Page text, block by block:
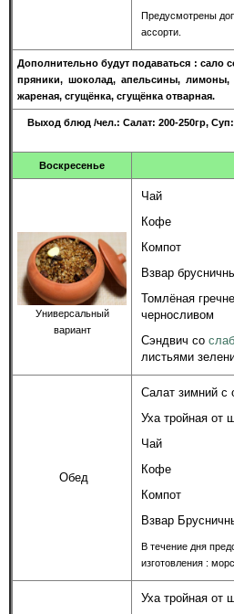
Предусмотрены
ассорти.
Дополнительно будут подаваться : сало
пряники, шоколад, апельсины,
жареная, сгущёнка, сгущёнка отварная.
Выход блюд /чел.: Салат: 200-250гр,
Воскресенье
Универсальный
вариант
Чай
Кофе
Компот
Взвар
Томлёная
черносливом
Сэндвич со
листьями
Обед
Салат зимний с
Уха тройная от
Чай
Кофе
Компот
Взвар
В течение дня
изготовления :
Уха тройная от